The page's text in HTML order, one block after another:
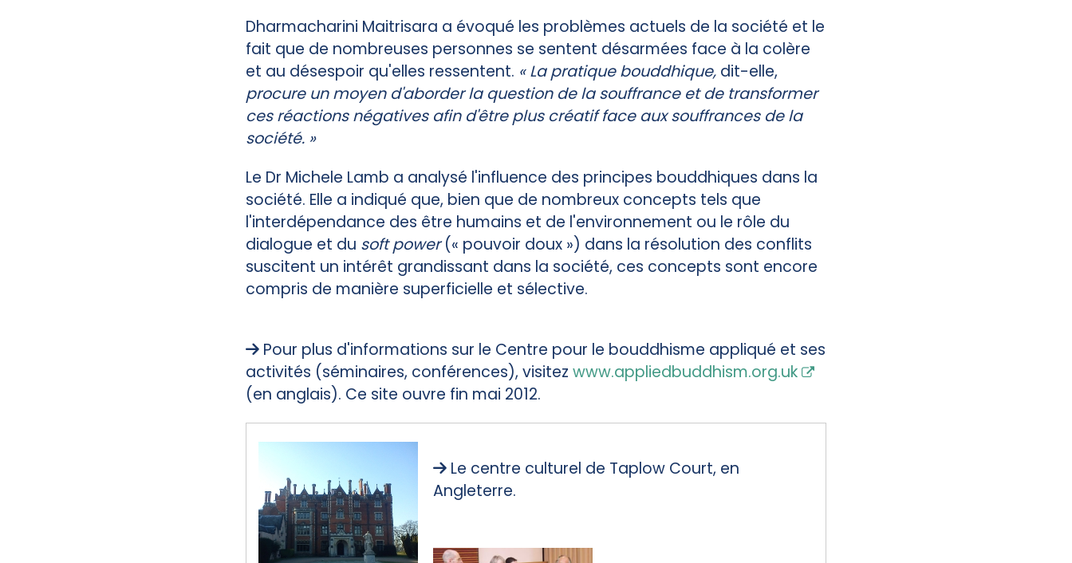
Dharmacharini Maitrisara a évoqué les problèmes actuels de la société et le
fait que de nombreuses personnes se sentent désarmées face à la colère
et au désespoir qu'elles ressentent. « La pratique bouddhique, dit-elle,
procure un moyen d'aborder la question de la souffrance et de transformer
ces réactions négatives afin d'être plus créatif face aux souffrances de la
société. »
Le Dr Michele Lamb a analysé l'influence des principes bouddhiques dans la
société. Elle a indiqué que, bien que de nombreux concepts tels que
l'interdépendance des être humains et de l'environnement ou le rôle du
dialogue et du soft power(« pouvoir doux ») dans la résolution des conflits
suscitent un intérêt grandissant dans la société, ces concepts sont encore
compris de manière superficielle et sélective.
Pour plus d'informations sur le Centre pour le bouddhisme appliqué et ses
activités (séminaires, conférences), visitez www.appliedbuddhism.org.uk
(en anglais). Ce site ouvre fin mai 2012.
Le centre culturel de Taplow Court, en
Angleterre.